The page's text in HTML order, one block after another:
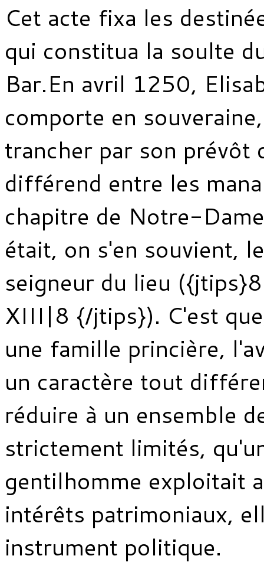
Cet acte fixa les
qui constitua la soulte
Bar.En avril 1250,
comporte en
trancher par son prévôt
différend entre les
chapitre de Notre-
était, on s'en souvient,
seigneur du lieu
XIII|8 {/jtips}). C'est
une famille princière,
un caractère tout
réduire à un ensemble
strictement limités,
gentilhomme exploitait
intérêts patrimoniaux,
instrument politique.